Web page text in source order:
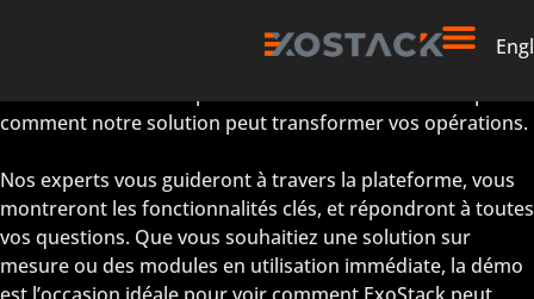
Découvrez ExoStack en action
comment notre solution peut transformer vos opérations.
Nos experts vous guideront à travers la plateforme, vous
montreront les fonctionnalités clés, et répondront à toutes
vos questions. Que vous souhaitiez une solution sur
mesure ou des modules en utilisation immédiate, la démo